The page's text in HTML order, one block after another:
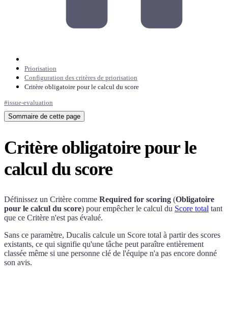
Priorisation
Configuration des critères de priorisation
Critère obligatoire pour le calcul du score
#issue-evaluation
Sommaire de cette page
Critère obligatoire pour le
calcul du score
Définissez un Critère comme Required for scoring (Obligatoire
pour le calcul du score) pour empêcher le calcul du Score total tant
que ce Critère n'est pas évalué.
Sans ce paramètre, Ducalis calcule un Score total à partir des scores
existants, ce qui signifie qu'une tâche peut paraître entièrement
classée même si une personne clé de l'équipe n'a pas encore donné
son avis.